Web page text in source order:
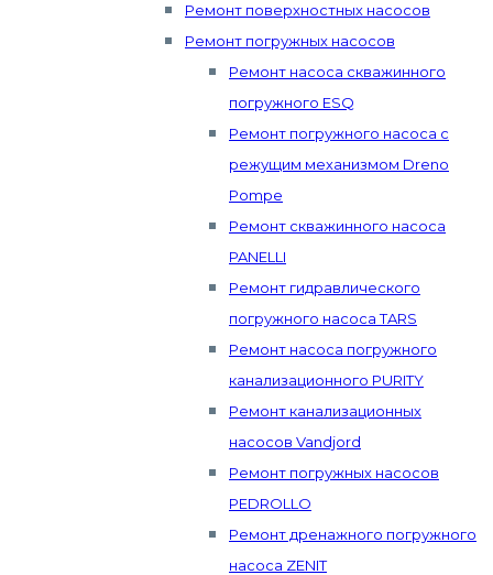
Ремонт поверхностных насосов
Ремонт погружных насосов
Ремонт насоса скважинного
погружного ESQ
Ремонт погружного насоса с
режущим механизмом Dreno
Pompe
Ремонт скважинного насоса
PANELLI
Ремонт гидравлического
погружного насоса TARS
Ремонт насоса погружного
канализационного PURITY
Ремонт канализационных
насосов Vandjord
Ремонт погружных насосов
PEDROLLO
Ремонт дренажного погружного
насоса ZENIT